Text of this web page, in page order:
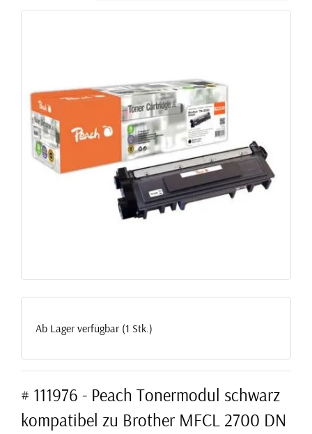
Ab Lager verfügbar (1 Stk.)
# 111976 - Peach Tonermodul schwarz
kompatibel zu Brother MFCL 2700 DN